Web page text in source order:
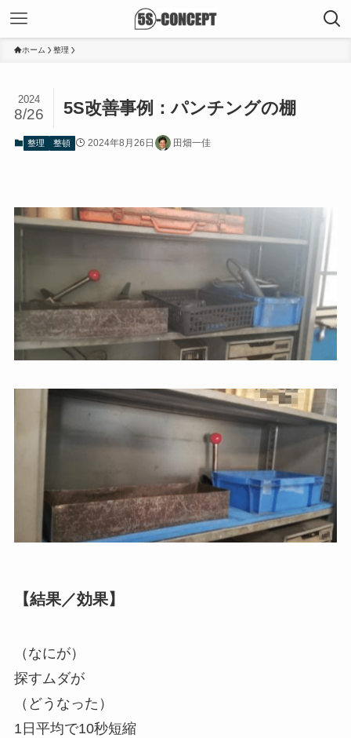
ホーム 整理
5S改善事例：パンチングの棚
2024
8/26
整理 整頓 2024年8月26日 田畑一佳
【結果／効果】
（なにが）
探すムダが
（どうなった）
1日平均で10秒短縮